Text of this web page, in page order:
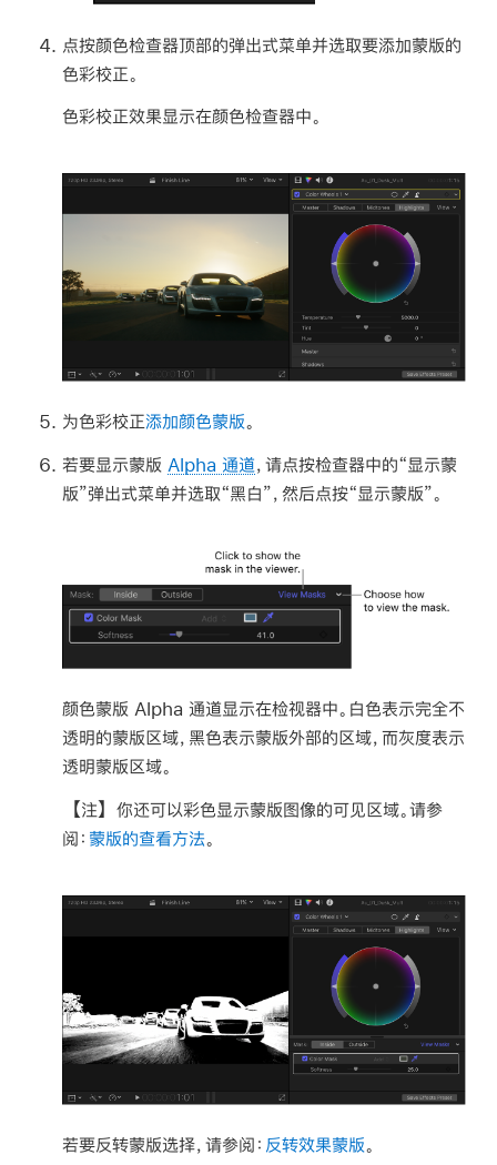
点按颜色检查器顶部的弹出式菜单并选取要添加蒙版的
色彩校正。
色彩校正效果显示在颜色检查器中。
为色彩校正添加颜色蒙版。
若要显示蒙版 Alpha 通道，请点按检查器中的“显示蒙
版”弹出式菜单并选取“黑白”，然后点按“显示蒙版”。
颜色蒙版 Alpha 通道显示在检视器中。白色表示完全不
透明的蒙版区域，黑色表示蒙版外部的区域，而灰度表示
透明蒙版区域。
【注】你还可以彩色显示蒙版图像的可见区域。请参
阅： 蒙版的查看方法。
若要反转蒙版选择，请参阅： 反转效果蒙版。